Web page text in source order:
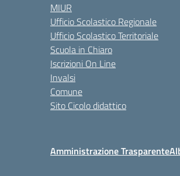
MIUR
Ufficio Scolastico Regionale
Ufficio Scolastico Territoriale
Scuola in Chiaro
Iscrizioni On Line
Invalsi
Comune
Sito Cicolo didattico
Amministrazione Trasparente